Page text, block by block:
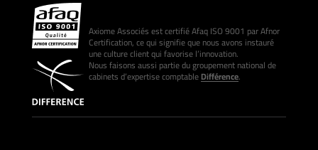
Axiome Associés est certifié Afaq ISO 9001 par Afnor
Certification, ce qui signifie que nous avons instauré
une culture client qui favorise l’innovation.
Nous faisons aussi partie du groupement national de
cabinets d’expertise comptableDifférence.